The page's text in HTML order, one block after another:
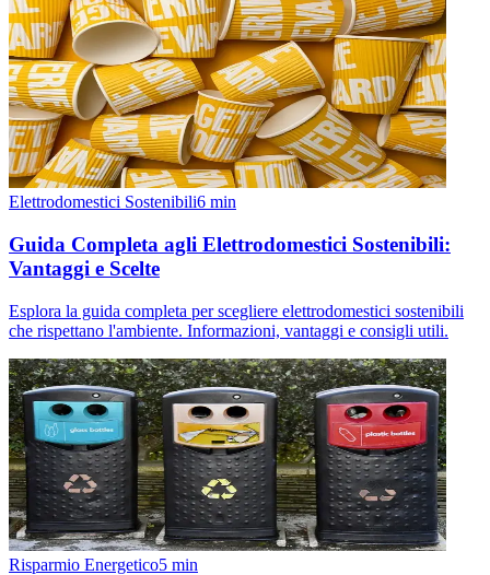
Elettrodomestici Sostenibili6 min
Guida Completa agli Elettrodomestici Sostenibili:
Vantaggi e Scelte
Esplora la guida completa per scegliere elettrodomestici sostenibili
che rispettano l'ambiente. Informazioni, vantaggi e consigli utili.
Risparmio Energetico5 min